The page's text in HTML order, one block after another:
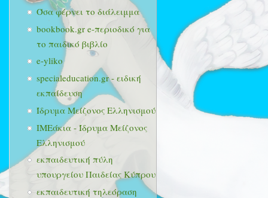
Όσα φέρνει το διάλειμμα
bookbook.gr e-περιοδικό για
το παιδικό βιβλίο
e-yliko
specialeducation.gr - ειδική
εκπαίδευση
Ίδρυμα Μείζονος Ελληνισμού
ΙΜΕάκια - Ίδρυμα Μείζονος
Ελληνισμού
εκπαιδευτική πύλη
υπουργείου Παιδείας Κύπρου
εκπαιδευτική τηλεόραση